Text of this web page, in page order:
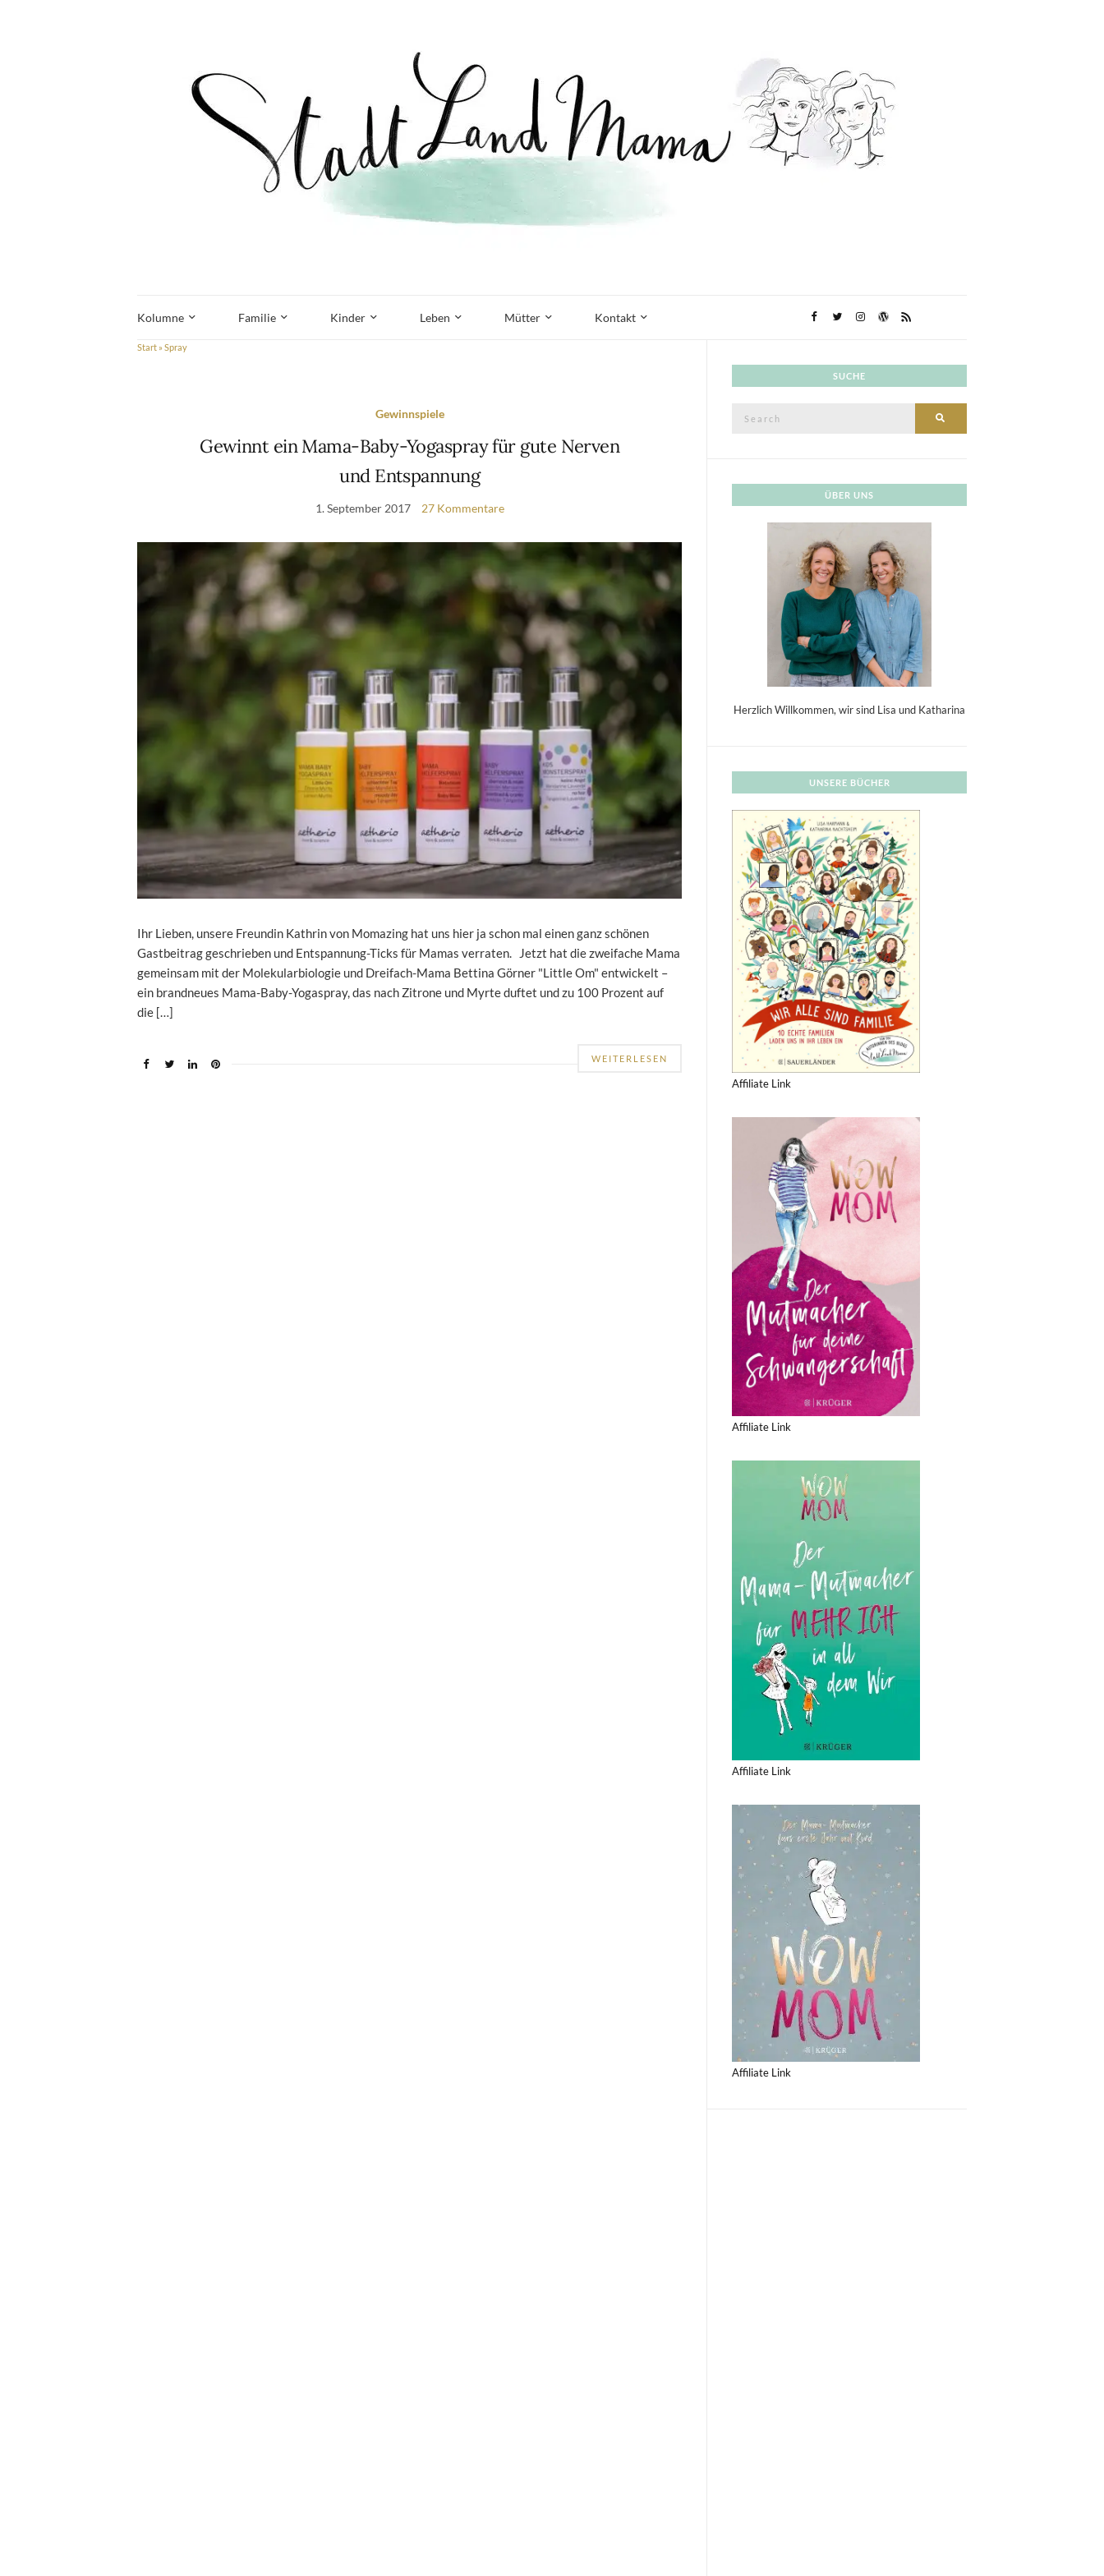
Kolumne Familie Kinder Leben Mütter Kontakt
Start » Spray
Gewinnspiele
Gewinnt ein Mama-Baby-Yogaspray für gute Nerven
und Entspannung
1. September 2017 27 Kommentare
Ihr Lieben, unsere Freundin Kathrin von Momazing hat uns hier ja schon mal einen ganz schönen
Gastbeitrag geschrieben und Entspannung-Ticks für Mamas verraten. Jetzt hat die zweifache Mama
gemeinsam mit der Molekularbiologie und Dreifach-Mama Bettina Görner "Little Om" entwickelt –
ein brandneues Mama-Baby-Yogaspray, das nach Zitrone und Myrte duftet und zu 100 Prozent auf
die […]
WEITERLESEN
SUCHE
ÜBER UNS
Herzlich Willkommen, wir sind Lisa und Katharina
UNSERE BÜCHER
Affiliate Link
Affiliate Link
Affiliate Link
Affiliate Link